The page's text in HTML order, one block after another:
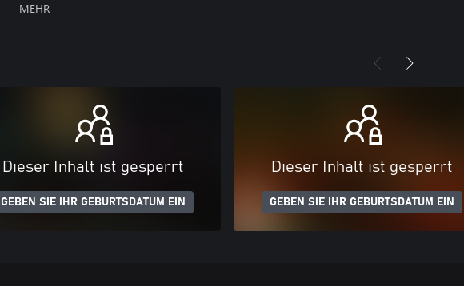
MEHR
Dieser Inhalt ist gesperrt
GEBEN SIE IHR GEBURTSDATUM EIN
Dieser Inhalt ist gesperrt
GEBEN SIE IHR GEBURTSDATUM EIN